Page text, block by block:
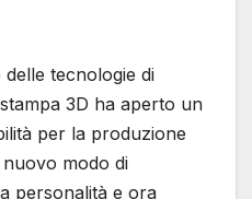
tecnologie di
3D ha aperto un
per la produzione
nuovo modo di
personalità e ora